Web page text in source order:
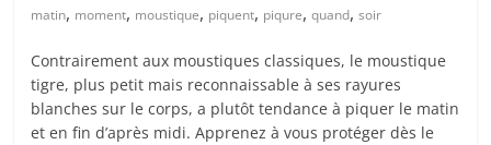
matin, moment, moustique, piquent, piqure,quand,soir
Contrairement aux moustiques classiques, le moustique
tigre, plus petit mais reconnaissable à ses rayures
blanches sur le corps, a plutôt tendance à piquer le matin
et en fin d’après midi. Apprenez à vous protéger dès le